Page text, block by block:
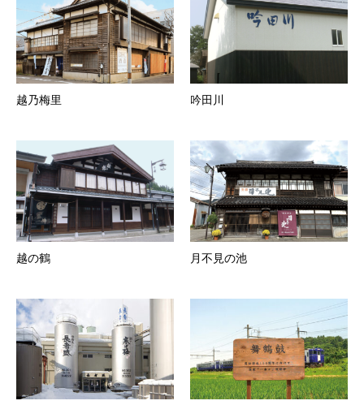
越乃梅里 吟田川
越の鶴 月不見の池